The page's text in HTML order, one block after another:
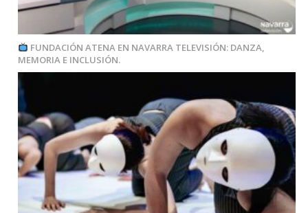
FUNDACIÓN ATENA EN NAVARRA TELEVISIÓN: DANZA,
MEMORIA E INCLUSIÓN.